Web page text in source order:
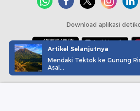
Download aplikasi
Copyright @ 2026 detikcom,
Artikel Selanjutnya
Mendaki Tektok ke Gunung
Asal...